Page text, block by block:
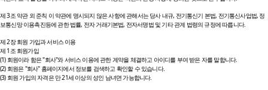
제 3조 약관 외 준칙 이 약관에 명시되지 않은 사항에 관해서는 당사 내규, 전기통신기 본법, 전기통신사업법, 정
보통신망 이용촉진등에 관한 법률, 전자 거래기본법, 전자서명법 및 기타 관계 법령의 규정에 따릅니다.
제 2장 회원 가입과 서비스 이용
제 1조 회원가입
(1) 회원이라 함은 "회사"와 서비스 이용에 관한 계약을 체결하고 아이디를 부여 받은 자를 말합니다.
(2) 회원은 "회사" 홈페이지에서 정보를 검색하고 확인할 수 있습니다.
(3) 회원 가입의 자격은 만 21세 이상의 성인 남녀면 가능합니다.